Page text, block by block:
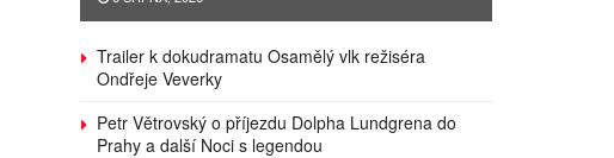
Trailer k dokudramatu Osamělý vlk režiséra
Ondřeje Veverky
Petr Větrovský o příjezdu Dolpha Lundgrena do
Prahy a další Noci s legendou